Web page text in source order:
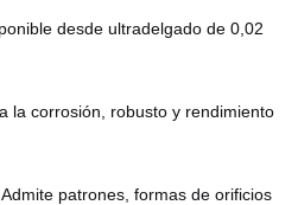
desde ultradelgado de 0,02
la corrosión, robusto y rendimiento
patrones, formas de orificios